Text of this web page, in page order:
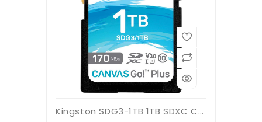
Kingston SDG3-1TB 1TB SDXC Canvas Go Plus 170R C10 UHS-I U3 V30 Hafıza Kartı